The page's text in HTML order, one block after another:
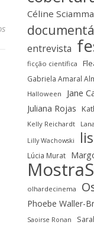
Céline Sciamma
entrevista
ficção científica
Gabriela Amaral
Halloween Jane
Juliana Rojas
Kelly Reichardt
Lilly Wachowski
Lúcia Murat
olhardecinema
Phoebe Waller-
Saoirse Ronan